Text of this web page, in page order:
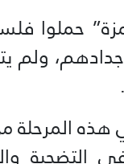
حملوا
ولم
المرحلة من
التضحية